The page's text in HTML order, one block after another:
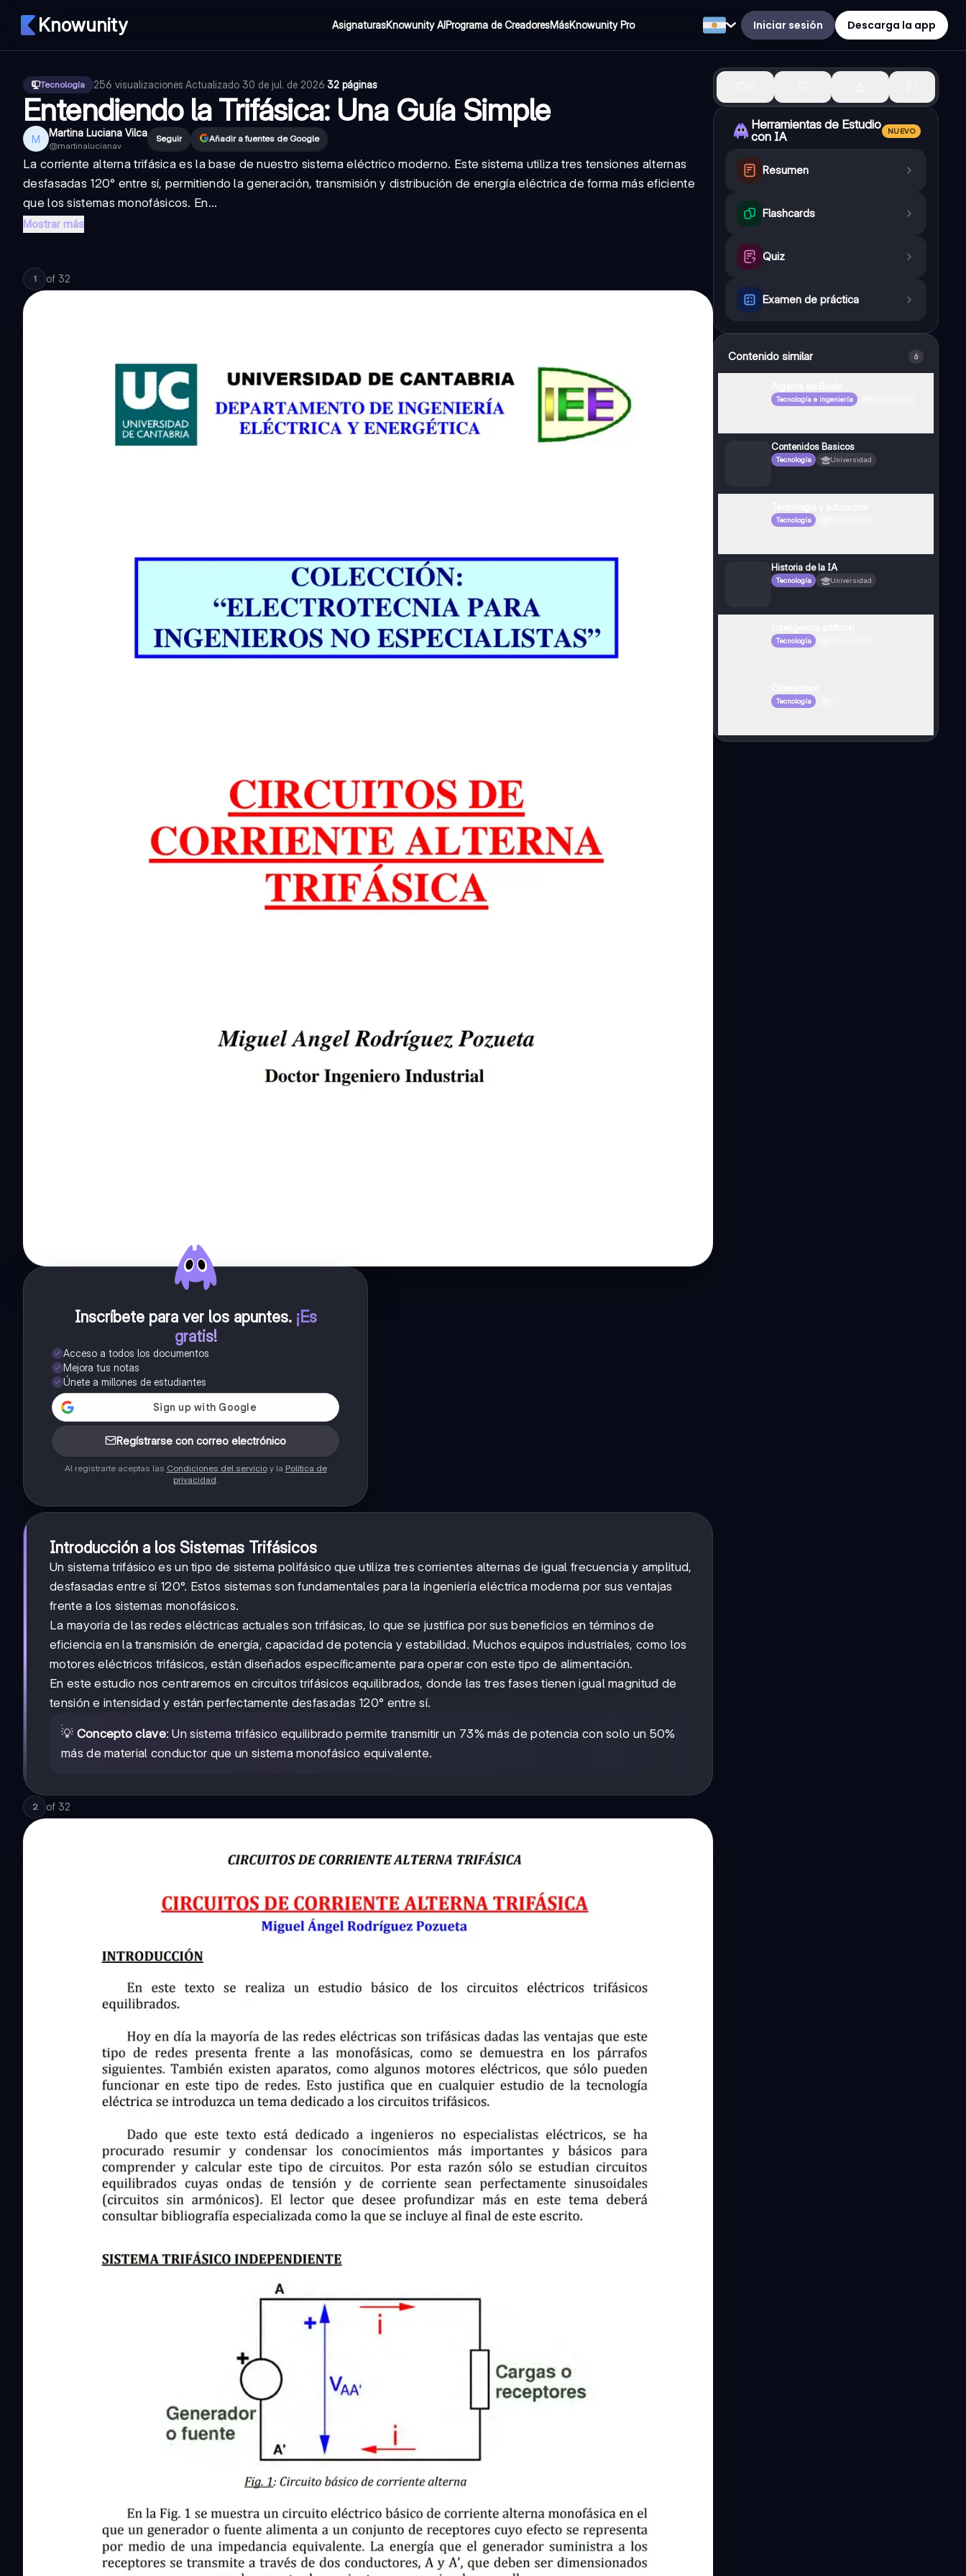
Knowunity AsignaturasKnowunity AIPrograma de CreadoresMásKnowunity Pro Iniciar sesión Descarga la app
Tecnología 256 visualizaciones·Actualizado 30 de jul. de 2026·32 páginas
Entendiendo la Trifásica: Una Guía Simple
M Martina Luciana Vilca
@martinalucianav
Seguir Añadir a fuentes de Google
La corriente alterna trifásica es la base de nuestro sistema eléctrico moderno. Este sistema utiliza tres tensiones alternas
desfasadas 120° entre sí, permitiendo la generación, transmisión y distribución de energía eléctrica de forma más eficiente
que los sistemas monofásicos. En...
Mostrar más
1 of 32
Inscríbete para ver los apuntes. ¡Es
gratis!
Acceso a todos los documentos
Mejora tus notas
Únete a millones de estudiantes
Regístrarse con correo electrónico
Al registrarte aceptas las Condiciones del servicioy la Política de
privacidad.
Introducción a los Sistemas Trifásicos
Un sistema trifásico es un tipo de sistema polifásico que utiliza tres corrientes alternas de igual frecuencia y amplitud,
desfasadas entre sí 120°. Estos sistemas son fundamentales para la ingeniería eléctrica moderna por sus ventajas
frente a los sistemas monofásicos.
La mayoría de las redes eléctricas actuales son trifásicas, lo que se justifica por sus beneficios en términos de
eficiencia en la transmisión de energía, capacidad de potencia y estabilidad. Muchos equipos industriales, como los
motores eléctricos trifásicos, están diseñados específicamente para operar con este tipo de alimentación.
En este estudio nos centraremos en circuitos trifásicos equilibrados, donde las tres fases tienen igual magnitud de
tensión e intensidad y están perfectamente desfasadas 120° entre sí.
💡 Concepto clave: Un sistema trifásico equilibrado permite transmitir un 73% más de potencia con solo un 50%
más de material conductor que un sistema monofásico equivalente.
2 of 32
Herramientas de Estudio
con IA
NUEVO
Resumen
Flashcards
Quiz
Examen de práctica
Contenido similar 6
Tecnología e ingeniería
Contenidos Basicos
Tecnología Universidad
Tecnología
Historia de la IA
Tecnología Universidad
Tecnología
Tecnología